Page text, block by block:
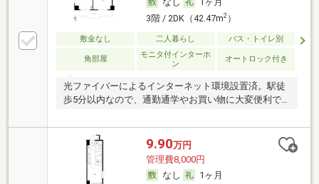
3階 / 2DK（42.47m2）
敷金なし 二人暮らし バス・トイレ別
角部屋
モニタ付インターホ
ン
オートロック付き
光ファイバーによるインターネット環境設置済。駅徒
歩5分以内なので、通勤通学やお買い物に大変便利で
9.90万円
管理費8,000円
なし
1ヶ月